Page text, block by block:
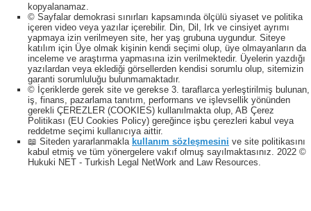
kopyalanamaz.
© Sayfalar demokrasi sınırları kapsamında ölçülü siyaset ve politika
içeren video veya yazılar içerebilir. Din, Dil, Irk ve cinsiyet ayrımı
yapmaya izin verilmeyen site, her yaş grubuna uygundur. Siteye
katılım için Üye olmak kişinin kendi seçimi olup, üye olmayanların da
inceleme ve araştırma yapmasına izin verilmektedir. Üyelerin yazdığı
yazılardan veya eklediği görsellerden kendisi sorumlu olup, sitemizin
garanti sorumluluğu bulunmamaktadır.
© İçeriklerde gerek site ve gerekse 3. taraflarca yerleştirilmiş bulunan,
iş, finans, pazarlama tanıtım, performans ve işlevsellik yönünden
gerekli ÇEREZLER (COOKIES) kullanılmakta olup, AB Çerez
Politikası (EU Cookies Policy) gereğince işbu çerezleri kabul veya
reddetme seçimi kullanıcıya aittir.
📖 Siteden yararlanmakla kullanım sözleşmesini ve site politikasını
kabul etmiş ve tüm yönergelere vakıf olmuş sayılmaktasınız. 2022 ©
Hukuki NET - Turkish Legal NetWork and Law Resources.